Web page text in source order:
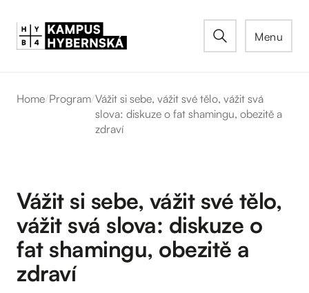
Menu
Home/Program/Vážit si sebe, vážit své tělo, vážit svá
slova: diskuze o fat shamingu, obezitě a
zdraví
Vážit si sebe, vážit své tělo,
vážit svá slova: diskuze o
fat shamingu, obezitě a
zdraví